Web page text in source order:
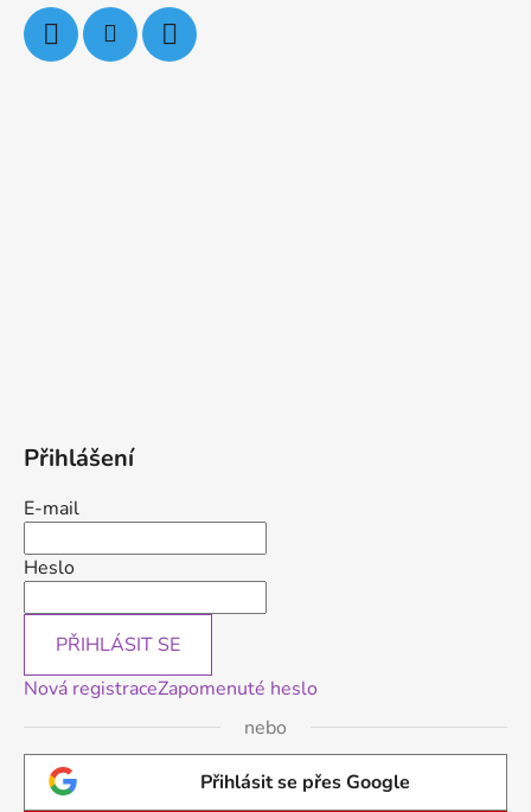
Přihlášení
E-mail
Heslo
PŘIHLÁSIT SE
Nová registraceZapomenuté heslo
nebo
Přihlásit se přes Google